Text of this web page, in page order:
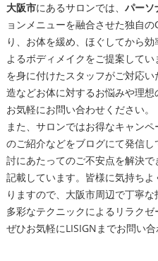
大阪市にあるサロンでは、 パーソ
ョンメニューを融合させた独自
り、お体を緩め、ほぐしてから
よるボディメイクをご提案して
を身に付けたスタッフがご対応
造などお体に対するお悩みや理想
お気軽にお問い合わせください。
また、サロンではお得なキャン
のご紹介などをブログにて発信
討にあたってのご不安点を解決
記載しています。皆様に気持ち
りますので、 大阪市周辺で丁寧な
多彩なテクニックによるリラクゼ
ぜひお気軽にLISIGNまでお問い合